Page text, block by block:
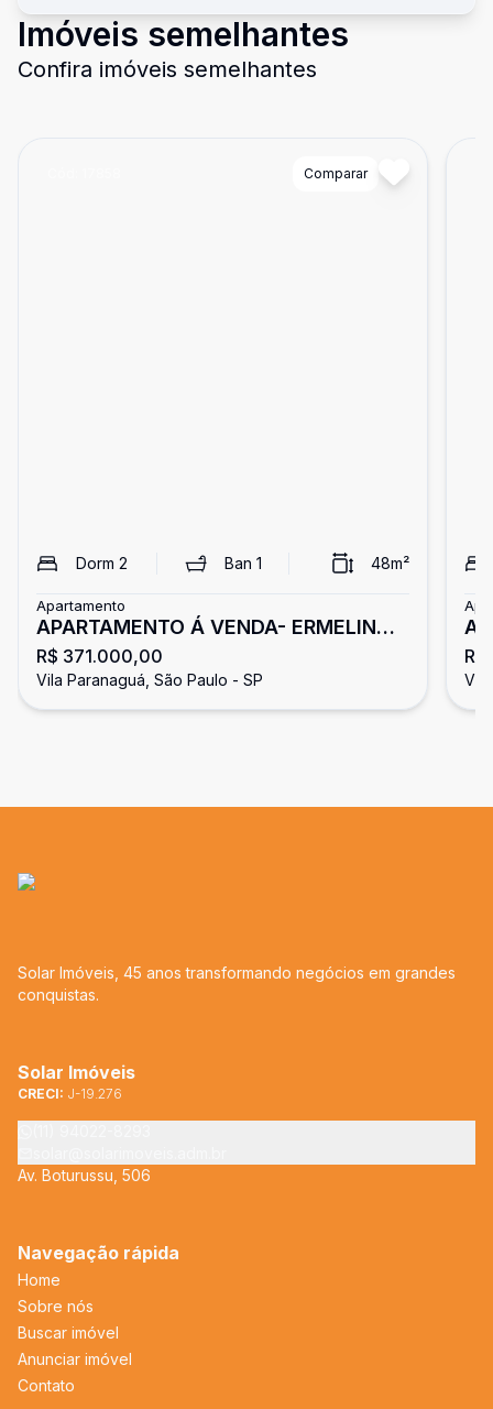
Imóveis semelhantes
Confira imóveis semelhantes
Comparar
Dorm 2 Ban 1 48m²
Apartamento
APARTAMENTO Á VENDA- ERMELINO
MATARAZZO
R$ 371.000,00
Vila Paranaguá, São Paulo - SP
R$
Solar Imóveis, 45 anos transformando negócios em grandes
conquistas.
Solar Imóveis
CRECI: J-19.276
Av. Boturussu, 506
Navegação rápida
Home
Sobre nós
Buscar imóvel
Anunciar imóvel
Contato